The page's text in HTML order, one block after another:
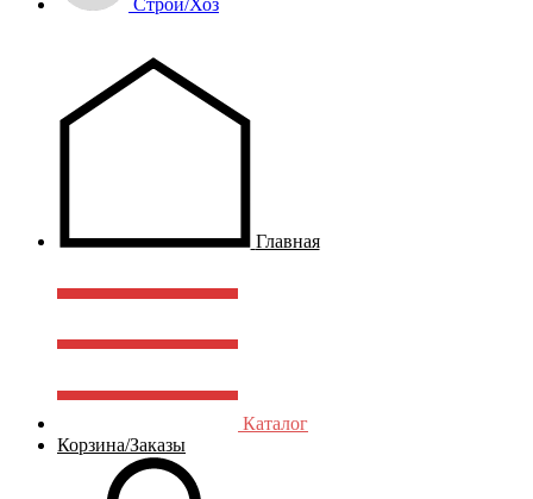
Строй/Хоз
Главная
Каталог
Корзина/Заказы